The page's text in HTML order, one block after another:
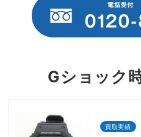
Gショック
買取実績